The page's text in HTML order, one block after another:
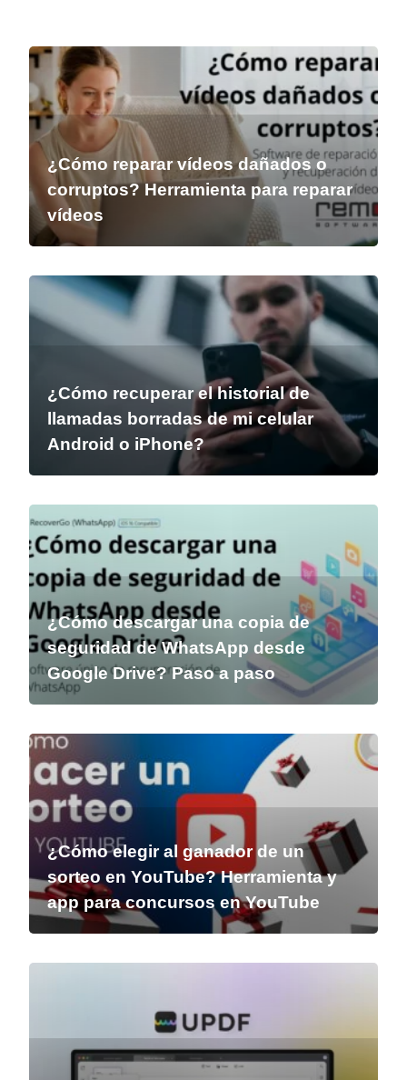
¿Cómo reparar vídeos dañados o
corruptos? Herramienta para reparar
vídeos
¿Cómo recuperar el historial de
llamadas borradas de mi celular
Android o iPhone?
¿Cómo descargar una copia de
seguridad de WhatsApp desde
Google Drive? Paso a paso
¿Cómo elegir al ganador de un
sorteo en YouTube? Herramienta y
app para concursos en YouTube